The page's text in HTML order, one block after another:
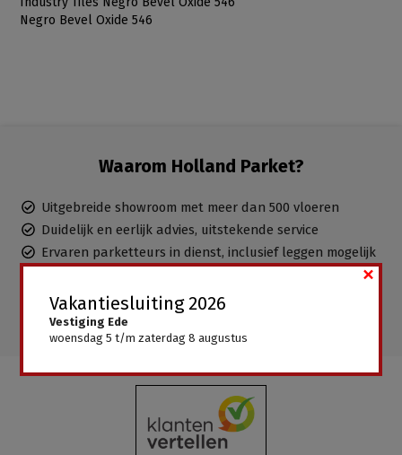
Negro Bevel Oxide 546
Waarom Holland Parket?
Uitgebreide showroom met meer dan 500 vloeren
Duidelijk en eerlijk advies, uitstekende service
Ervaren parketteurs in dienst, inclusief leggen mogelijk
Alle vloeren direct leverbaar, geen wachttijden
Vakantiesluiting 2026
Vestiging Ede
woensdag 5 t/m zaterdag 8 augustus
×